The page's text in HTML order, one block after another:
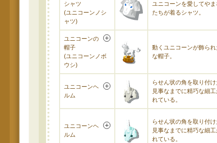
シャツ
(ユニコーンノシ
ャツ)
ユニコーンを愛してや
たちが着るシャツ。
ユニコーンの
帽子
(ユニコーンノボ
ウシ)
動くユニコーンが飾ら
な帽子。
ユニコーンヘ
ルム
らせん状の角を取り付
見事なまでに精巧な細
れている。
ユニコーンヘ
ルム
らせん状の角を取り付
見事なまでに精巧な細
れている。